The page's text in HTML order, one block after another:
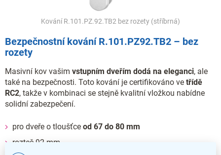
Kování R.101.PZ.92.TB2 bez rozety (stříbrná)
Bezpečnostní kování R.101.PZ92.TB2 – bez
rozety
Masivní kov vašim vstupním dveřím dodá na eleganci, ale
také na bezpečnosti. Toto kování je certifikováno ve třídě
RC2, takže v kombinaci se stejně kvalitní vložkou nabídne
solidní zabezpečení.
pro dveře o tloušťce od 67 do 80 mm
rozteč 92 mm